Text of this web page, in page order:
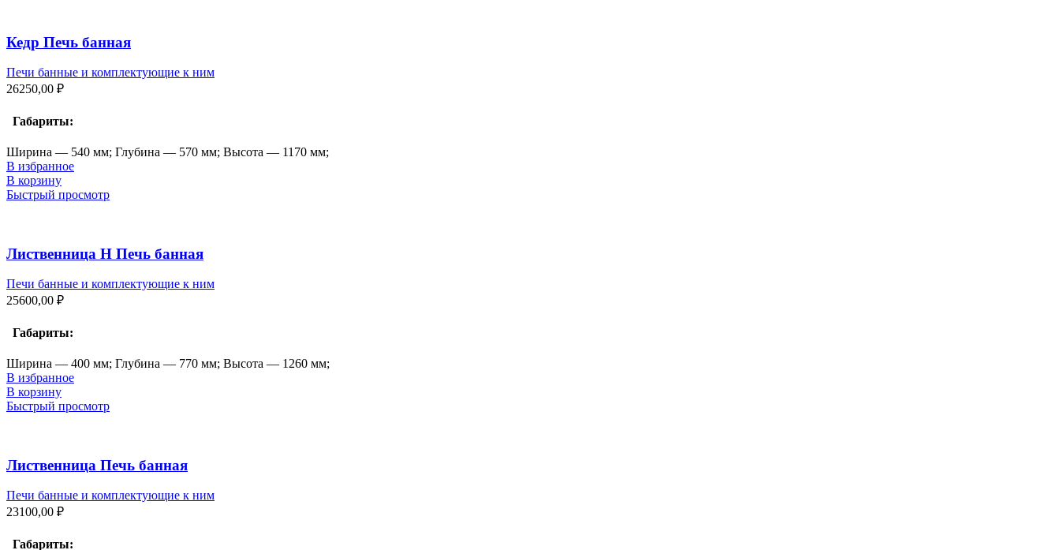
Кедр Печь банная
Печи банные и комплектующие к ним
26250,00 ₽
Габариты:
Ширина — 540 мм; Глубина — 570 мм; Высота — 1170 мм;
В избранное
В корзину
Быстрый просмотр
Лиственница Н Печь банная
Печи банные и комплектующие к ним
25600,00 ₽
Габариты:
Ширина — 400 мм; Глубина — 770 мм; Высота — 1260 мм;
В избранное
В корзину
Быстрый просмотр
Лиственница Печь банная
Печи банные и комплектующие к ним
23100,00 ₽
Габариты: